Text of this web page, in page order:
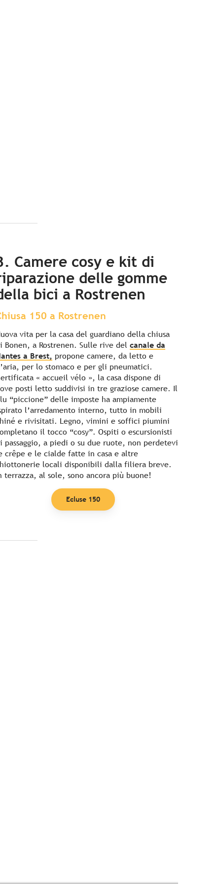
Camere cosy e kit di
delle gomme
bici a Rostrenen
150 a Rostrenen
vita per la casa del guardiano della chiusa
Bonen, a Rostrenen. Sulle rive del canale da
a Brest, propone camere, da letto e
per lo stomaco e per gli pneumatici.
« accueil vélo », la casa dispone di
posti letto suddivisi in tre graziose camere. Il
“piccione” delle imposte ha ampiamente
l’arredamento interno, tutto in mobili
e rivisitati. Legno, vimini e soffici piumini
il tocco “cosy”. Ospiti o escursionisti
passaggio, a piedi o su due ruote, non perdetevi
crêpe e le cialde fatte in casa e altre
locali disponibili dalla filiera breve.
terrazza, al sole, sono ancora più buone!
Ecluse 150